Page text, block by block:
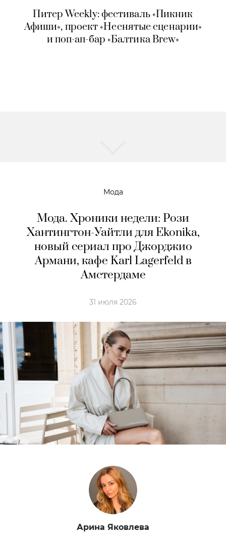
Питер Weekly: фестиваль «Пикник
Афиши», проект «Неснятые сценарии»
и поп-ап-бар «Балтика Brew»
Мода
Мода. Хроники недели: Рози
Хантингтон-Уайтли для Ekonika,
новый сериал про Джорджио
Армани, кафе Karl Lagerfeld в
Амстердaме
31 июля 2026
Арина Яковлева